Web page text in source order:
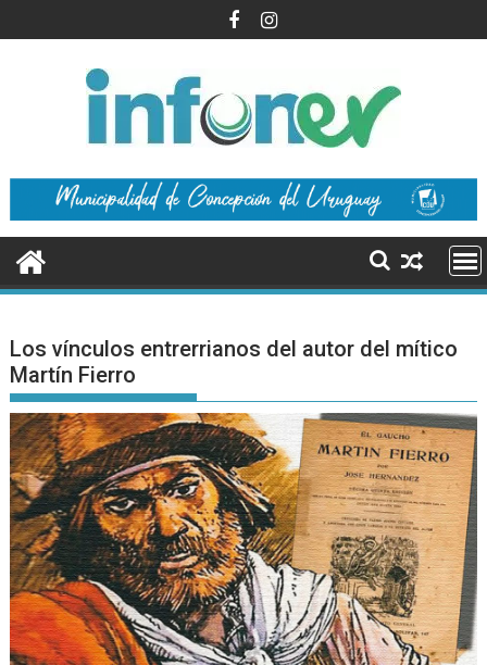
al
Los vínculos entrerrianos del autor del mítico
Martín Fierro